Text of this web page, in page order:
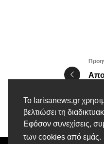
Το larisanews.gr
βελτιώσει τη
Εφόσον συνεχίσεις,
των cookies από εμάς.